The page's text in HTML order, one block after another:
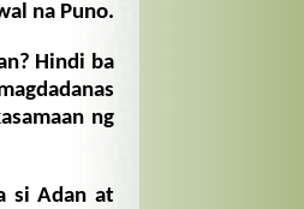
na Puno.
Hindi ba
ng
si Adan at